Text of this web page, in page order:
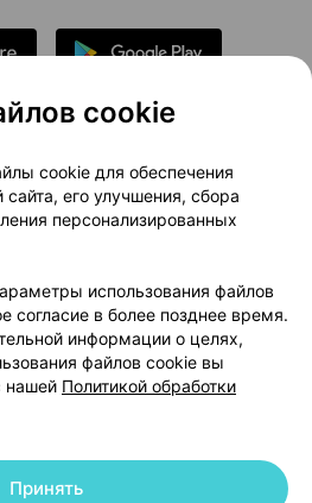
Новости проекта
Медицинский маркетинг
договор
Доставка
Вакансии
Партнеры
руководителю 103.by
в поддержку
настройки Cookie
cookie
cookie для обеспечения
сайта, его улучшения, сбора
персонализированных
использования файлов
согласие в более позднее время.
информации о целях,
файлов cookie вы
нашей Политикой обработки
Принять